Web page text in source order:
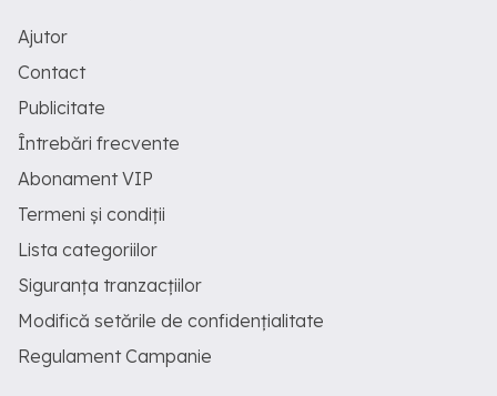
Ajutor
Contact
Publicitate
Întrebări frecvente
Abonament VIP
Termeni și condiții
Lista categoriilor
Siguranța tranzacțiilor
Modifică setările de confidențialitate
Regulament Campanie